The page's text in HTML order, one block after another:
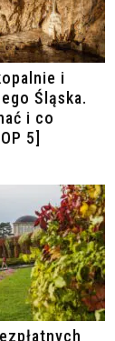
i
Śląska.
i co
5]